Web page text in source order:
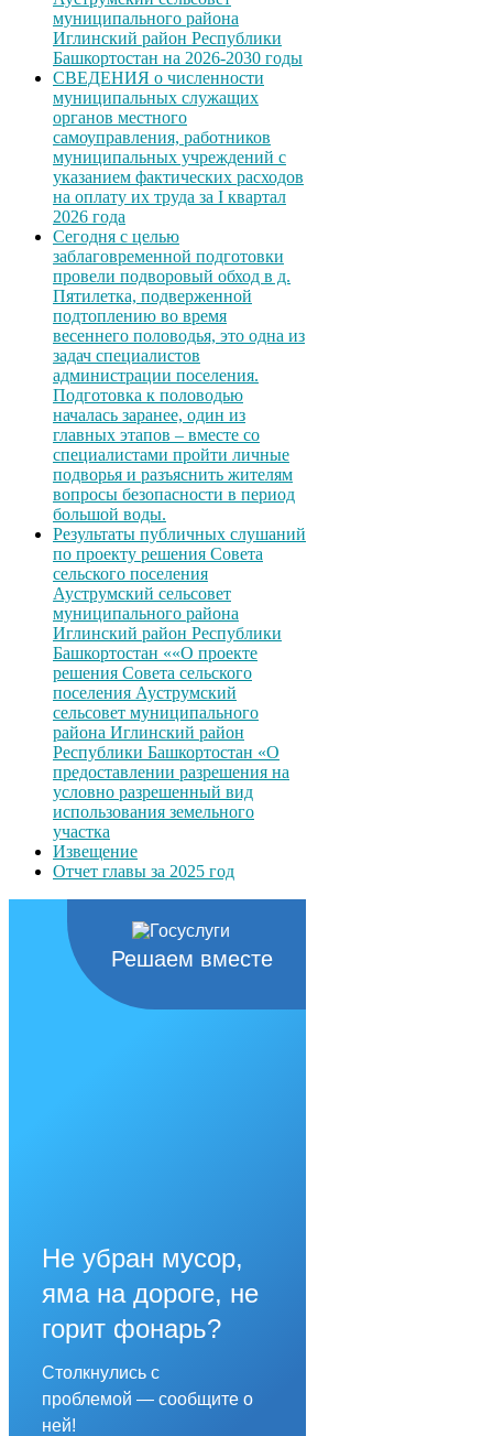
муниципального района
Иглинский район Республики
Башкортостан на 2026-2030 годы
СВЕДЕНИЯ о численности
муниципальных служащих
органов местного
самоуправления, работников
муниципальных учреждений с
указанием фактических расходов
на оплату их труда за I квартал
2026 года
Сегодня с целью
заблаговременной подготовки
провели подворовый обход в д.
Пятилетка, подверженной
подтоплению во время
весеннего половодья, это одна из
задач специалистов
администрации поселения.
Подготовка к половодью
началась заранее, один из
главных этапов – вместе со
специалистами пройти личные
подворья и разъяснить жителям
вопросы безопасности в период
большой воды.
Результаты публичных слушаний
по проекту решения Совета
сельского поселения
Ауструмский сельсовет
муниципального района
Иглинский район Республики
Башкортостан ««О проекте
решения Совета сельского
поселения Ауструмский
сельсовет муниципального
района Иглинский район
Республики Башкортостан «О
предоставлении разрешения на
условно разрешенный вид
использования земельного
участка
Извещение
Отчет главы за 2025 год
Решаем вместе
Не убран мусор,
яма на дороге, не
горит фонарь?
Столкнулись с
проблемой — сообщите о
ней!